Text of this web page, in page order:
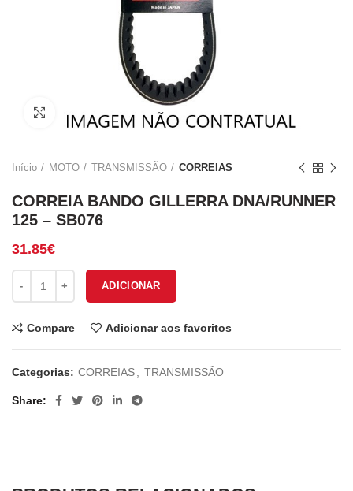
Início MOTO TRANSMISSÃO CORREIAS
CORREIA BANDO GILLERRA DNA/RUNNER
125 – SB076
31.85€
ADICIONAR
Compare Adicionar aos favoritos
Categorias: CORREIAS TRANSMISSÃO
Share